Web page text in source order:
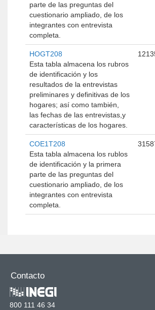
parte de las preguntas del
cuestionario ampliado, de los
integrantes con entrevista
completa.
HOGT208
Esta tabla almacena los rubros
de identificación y los
resultados de la entrevistas
preliminares y definitivas de los
hogares; así como también,
las fechas de las entrevistas,y
características de los hogares.
COE1T208
Esta tabla almacena los rublos
de identificación y la primera
parte de las preguntas del
cuestionario ampliado, de los
integrantes con entrevista
completa.
Contacto
800 111 46 34